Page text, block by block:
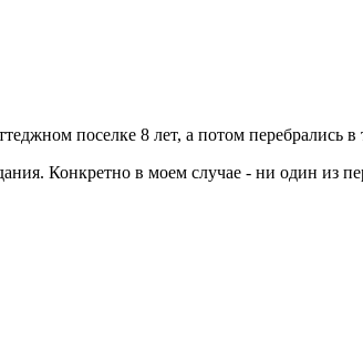
поселке 8 лет, а потом
Конкретно в моем случае - ни один из